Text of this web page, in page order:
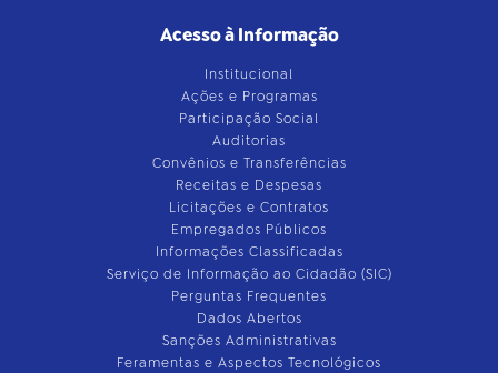
Acesso à Informação
Institucional
Ações e Programas
Participação Social
Auditorias
Convênios e Transferências
Receitas e Despesas
Licitações e Contratos
Empregados Públicos
Informações Classificadas
Serviço de Informação ao Cidadão (SIC)
Perguntas Frequentes
Dados Abertos
Sanções Administrativas
Feramentas e Aspectos Tecnológicos